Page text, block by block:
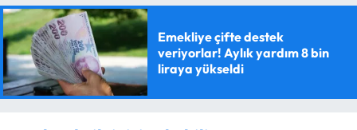
Emekliye çifte destek
veriyorlar! Aylık yardım 8 bin
liraya yükseldi